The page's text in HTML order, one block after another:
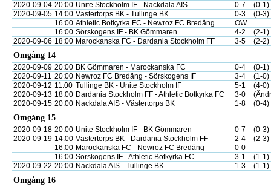
2020-09-04 20:00 Unite Stockholm IF - Nackdala AIS 0-7
(0-1)
2020-09-05 14:00 Västertorps BK - Tullinge BK 0-3
(0-3)
16:00 Athletic Botkyrka FC - Newroz FC Bredäng
OW
16:00 Sörskogens IF - BK Gömmaren 4-2
(2-1)
2020-09-06 18:00 Marockanska FC - Dardania Stockholm FF 3-5 (2-2)
Omgång 14
2020-09-09 20:00 BK Gömmaren - Marockanska FC 0-4
(0-1)
2020-09-11 20:00 Newroz FC Bredäng - Sörskogens IF 3-4
(1-0)
2020-09-12 11:00 Tullinge BK - Unite Stockholm IF 5-1
(4-0)
2020-09-13 18:00 Dardania Stockholm FF - Athletic Botkyrka FC 3-0
2020-09-15 20:00 Nackdala AIS - Västertorps BK 1-8 (0-4)
Omgång 15
2020-09-18 20:00 Unite Stockholm IF - BK Gömmaren 0-7
(0-3)
2020-09-19 14:00 Västertorps BK - Dardania Stockholm FF 2-4
(2-3)
16:00 Marockanska FC - Newroz FC Bredäng
0-0
16:00 Sörskogens IF - Athletic Botkyrka FC 3-1
(1-1)
2020-09-22 20:00 Nackdala AIS - Tullinge BK 1-3 (1-1)
Omgång 16